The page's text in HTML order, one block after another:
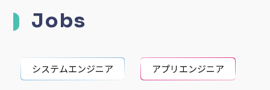
Jobs
システムエンジニア アプリエンジニア